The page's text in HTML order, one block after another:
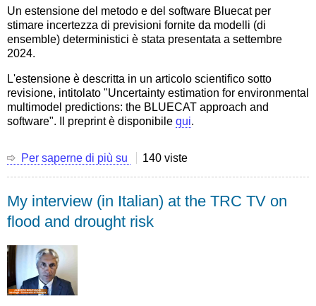
based
census
as
techniques
Un estensione del metodo e del software Bluecat per
stimare incertezza di previsioni fornite da modelli (di
ensemble) deterministici è stata presentata a settembre
2024.
L'estensione è descritta in un articolo scientifico sotto
revisione, intitolato "Uncertainty estimation for environmental
multimodel predictions: the BLUECAT approach and
software". Il preprint è disponibile qui.
Per saperne di più su
Bluecat:
del
metodo
e
140 viste
My interview (in Italian) at the TRC TV on
flood and drought risk